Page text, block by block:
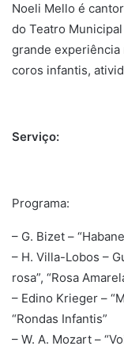
Noeli Mello é
do Teatro
grande experiência
coros infantis,
Serviço:
Programa:
– G. Bizet –
– H. Villa-Lobos –
rosa”, “Rosa
– Edino Krieger –
“Rondas Infantis”
– W. A. Mozart –